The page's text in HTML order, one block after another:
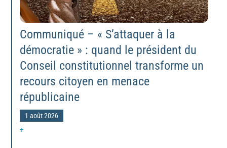
Communiqué – « S’attaquer à la
démocratie » : quand le président du
Conseil constitutionnel transforme un
recours citoyen en menace
républicaine
1 août 2026
+